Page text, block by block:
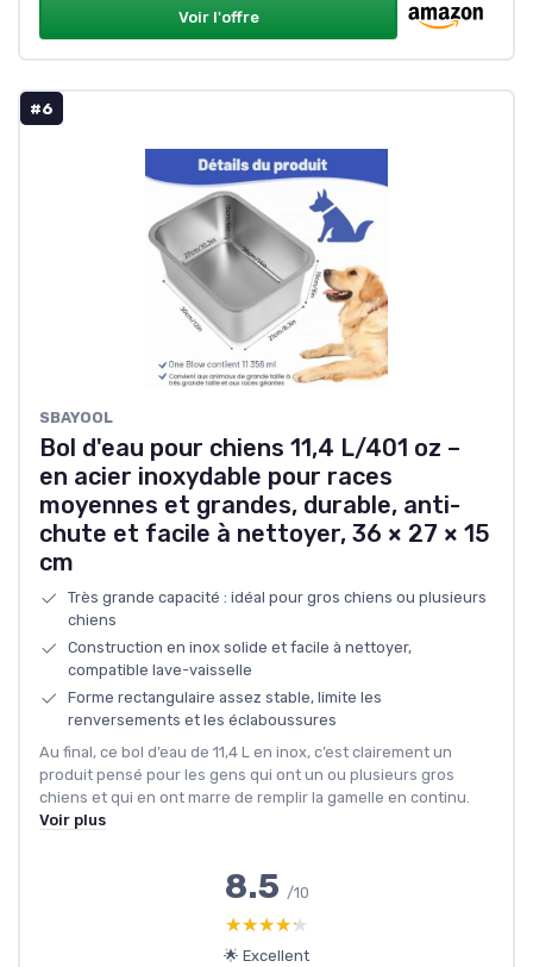
Voir l'offre
#6
SBAYOOL
Bol d'eau pour chiens 11,4 L/401 oz –
en acier inoxydable pour races
moyennes et grandes, durable, anti-
chute et facile à nettoyer, 36 × 27 × 15
cm
Très grande capacité : idéal pour gros chiens ou plusieurs
chiens
Construction en inox solide et facile à nettoyer,
compatible lave-vaisselle
Forme rectangulaire assez stable, limite les
renversements et les éclaboussures
Au final, ce bol d’eau de 11,4 L en inox, c’est clairement un
produit pensé pour les gens qui ont un ou plusieurs gros
chiens et qui en ont marre de remplir la gamelle en continu.
Voir plus
8.5 /10
★★★★★
★★★★★
🌟 Excellent